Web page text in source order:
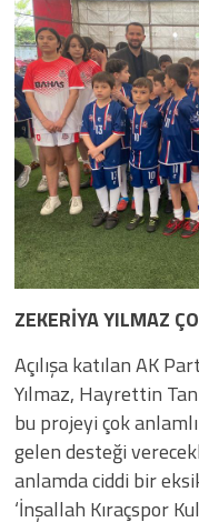
ZEKERİYA YILMAZ
Açılışa katılan AK
Yılmaz, Hayrettin
bu projeyi çok
gelen desteği
anlamda ciddi bir
‘İnşallah Kıraçspor